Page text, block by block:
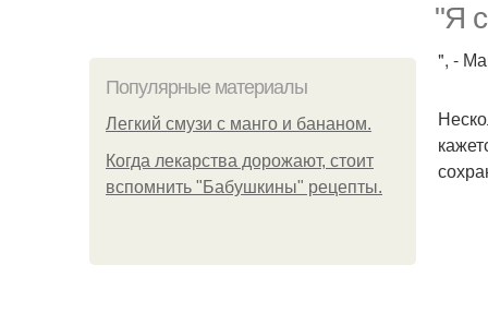
"Я
Популярные материалы
Легкий смузи с манго и бананом.
Когда лекарства дорожают, стоит
вспомнить "Бабушкины" рецепты.
", -